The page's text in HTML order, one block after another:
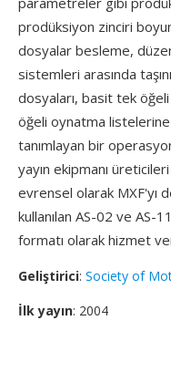
prodüksiyon zinciri
dosyalar besleme,
sistemleri arasında
dosyaları, basit tek
öğeli oynatma listelerine
tanımlayan bir
yayın ekipmanı
evrensel olarak MXF'yı
kullanılan AS-02 ve AS-
formatı olarak hizmet
Geliştirici: Society of
İlk yayın: 2004